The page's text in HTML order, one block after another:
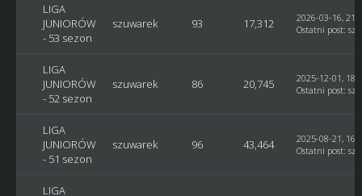
LIGA
JUNIORÓW
- 53 sezon
szuwarek 93 17,312
2026-03-16,
Ostatni post:
LIGA
JUNIORÓW
- 52 sezon
szuwarek 86 20,745
2025-12-01,
Ostatni post:
LIGA
JUNIORÓW
- 51 sezon
szuwarek 96 43,464
2025-08-21,
Ostatni post:
LIGA